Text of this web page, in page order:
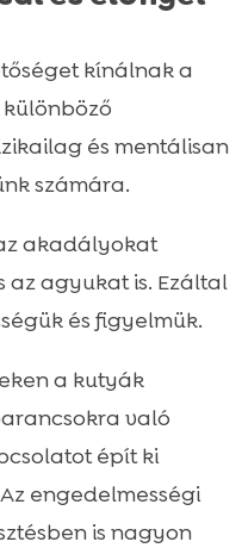
kínálnak a
és mentálisan
számára.
akadályokat
az agyukat is. Ezáltal
és figyelmük.
a kutyák
való
épít ki
engedelmességi
is nagyon